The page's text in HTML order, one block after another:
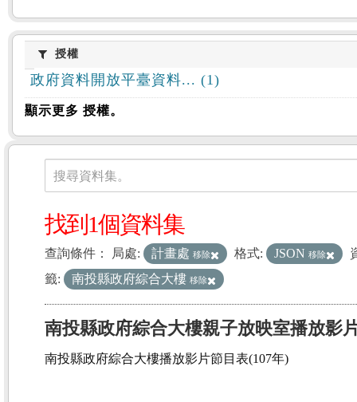
授權授權
政府資料開放平臺資料... (1)
顯示更多 授權。
資料集
搜尋資料集。
找到1個資料集
查詢條件： 局處: 計畫處 移除 格式: JSON 移除
籤:
南投縣政府綜合大樓 移除
南投縣政府綜合大樓親子放映室播放影
南投縣政府綜合大樓播放影片節目表(107年)